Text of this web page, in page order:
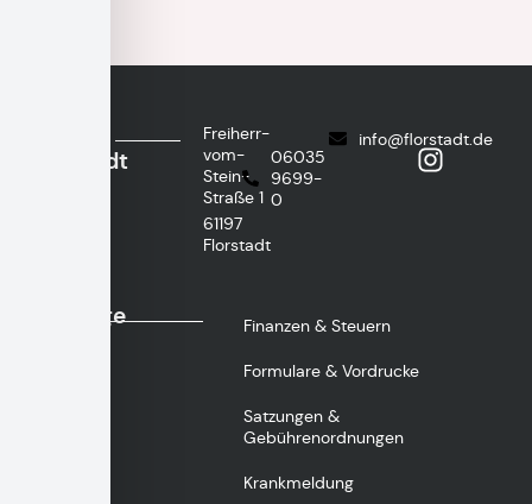
Florstadt
Freiherr-
vom-
Stein-
Straße 1
61197
Florstadt
06035
9699-
0
info@florstadt.de
Wichtige
Finanzen & Steuern
Formulare & Vordrucke
Satzungen &
Gebührenordnungen
Krankmeldung